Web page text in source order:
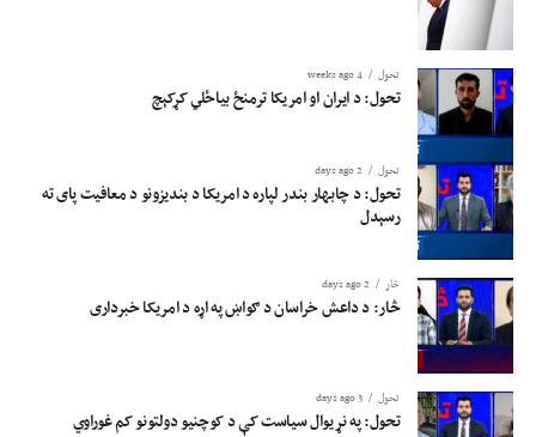
تحول 4 weeks ago
تحول: د ایران او امریکا ترمنځ بیاځلي کړکېچ
تحول 2 days ago
تحول: د چابهار بندر لپاره د امریکا د بندیزونو د معافیت پای ته
رسېدل
څار 2 days ago
څار: د داعش خراسان د ګواښ په اړه د امریکا خبرداری
تحول 3 days ago
تحول: په نړیوال سیاست کې د کوچنیو دولتونو کم غوراوي